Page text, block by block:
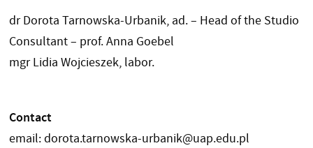
dr Dorota Tarnowska-Urbanik, ad. – Head of the Studio
Consultant – prof. Anna Goebel
mgr Lidia Wojcieszek, labor.
Contact
email: dorota.tarnowska-urbanik@uap.edu.pl